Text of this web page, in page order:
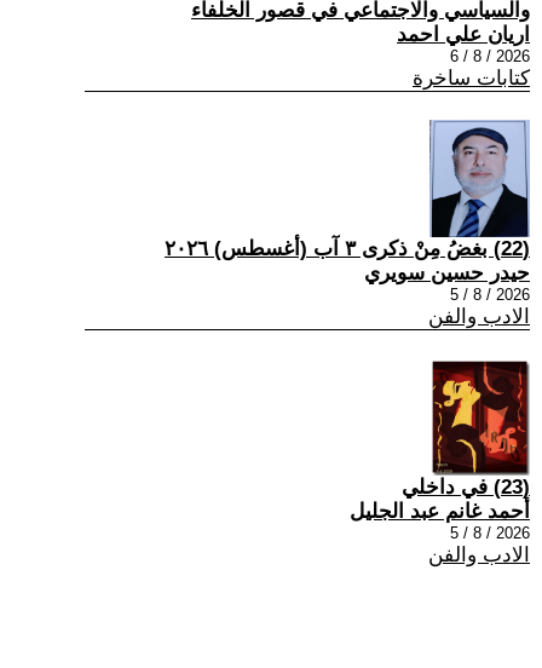
والسياسي والاجتماعي في قصور الخلفاء
اريان علي احمد
2026 / 8 / 6
كتابات ساخرة
(22) بغضُ مِنْ ذكرى ٣ آب (أغسطس) ٢٠٢٦
حيدر حسين سويري
2026 / 8 / 5
الادب والفن
(23) في داخلي
أحمد غانم عبد الجليل
2026 / 8 / 5
الادب والفن